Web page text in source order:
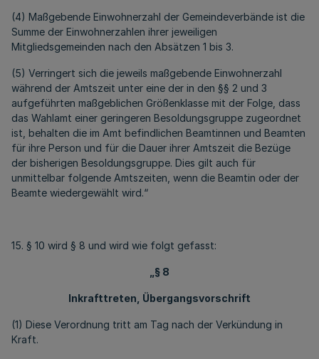
(4) Maßgebende Einwohnerzahl der Gemeindeverbände ist die
Summe der Einwohnerzahlen ihrer jeweiligen
Mitgliedsgemeinden nach den Absätzen 1 bis 3.
(5) Verringert sich die jeweils maßgebende Einwohnerzahl
während der Amtszeit unter eine der in den §§ 2 und 3
aufgeführten maßgeblichen Größenklasse mit der Folge, dass
das Wahlamt einer geringeren Besoldungsgruppe zugeordnet
ist, behalten die im Amt befindlichen Beamtinnen und Beamten
für ihre Person und für die Dauer ihrer Amtszeit die Bezüge
der bisherigen Besoldungsgruppe. Dies gilt auch für
unmittelbar folgende Amtszeiten, wenn die Beamtin oder der
Beamte wiedergewählt wird.“
15. § 10 wird § 8 und wird wie folgt gefasst:
„§ 8
Inkrafttreten, Übergangsvorschrift
(1) Diese Verordnung tritt am Tag nach der Verkündung in
Kraft.